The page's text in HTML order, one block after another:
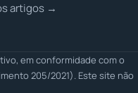
artigos →
em conformidade com o
205/2021). Este site não